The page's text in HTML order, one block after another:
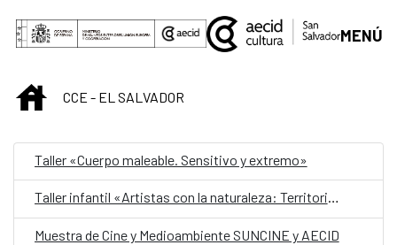
Saltar al contenido principal
MENÚ
INICIOCCE - EL SALVADOR
Taller «Cuerpo maleable. Sensitivo y extremo»
Taller infantil «Artistas con la naturaleza: Territorios, siembras, nidos y aguas»
Muestra de Cine y Medioambiente SUNCINE y AECID